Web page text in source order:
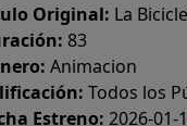
Original: La
83
Animacion
Todos los
Estreno: 2026-01-